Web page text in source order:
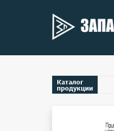
Каталог
продукции